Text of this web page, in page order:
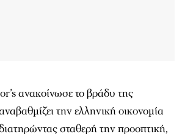
ανακοίνωσε το βράδυ της
την ελληνική οικονομία
σταθερή την προοπτική,